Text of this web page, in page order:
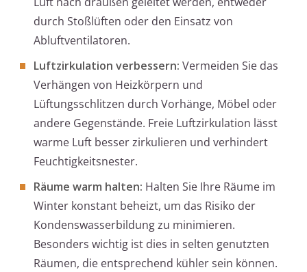
durch Stoßlüften oder den Einsatz von
Abluftventilatoren.
Luftzirkulation verbessern: Vermeiden Sie das
Verhängen von Heizkörpern und
Lüftungsschlitzen durch Vorhänge, Möbel oder
andere Gegenstände. Freie Luftzirkulation lässt
warme Luft besser zirkulieren und verhindert
Feuchtigkeitsnester.
Räume warm halten: Halten Sie Ihre Räume im
Winter konstant beheizt, um das Risiko der
Kondenswasserbildung zu minimieren.
Besonders wichtig ist dies in selten genutzten
Räumen, die entsprechend kühler sein können.